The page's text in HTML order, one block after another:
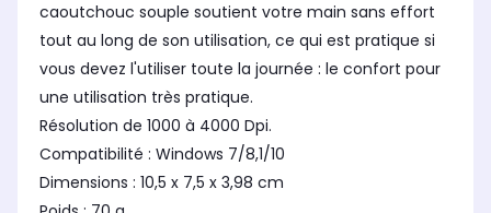
caoutchouc souple soutient votre main sans effort
tout au long de son utilisation, ce qui est pratique si
vous devez l'utiliser toute la journée : le confort pour
une utilisation très pratique.
Résolution de 1000 à 4000 Dpi.
Compatibilité : Windows 7/8,1/10
Dimensions : 10,5 x 7,5 x 3,98 cm